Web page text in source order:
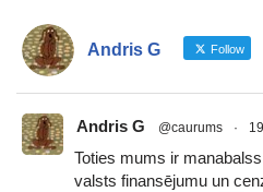
Andris G Follow
Andris G @caurums ·
Toties mums ir
valsts finansējumu un